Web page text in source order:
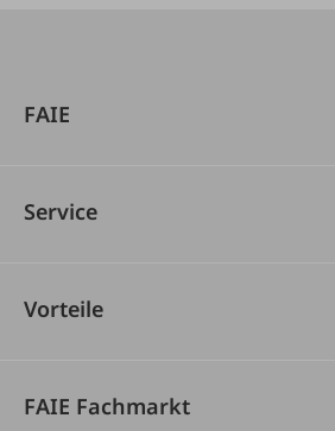
FAIE
Service
Vorteile
FAIE Fachmarkt